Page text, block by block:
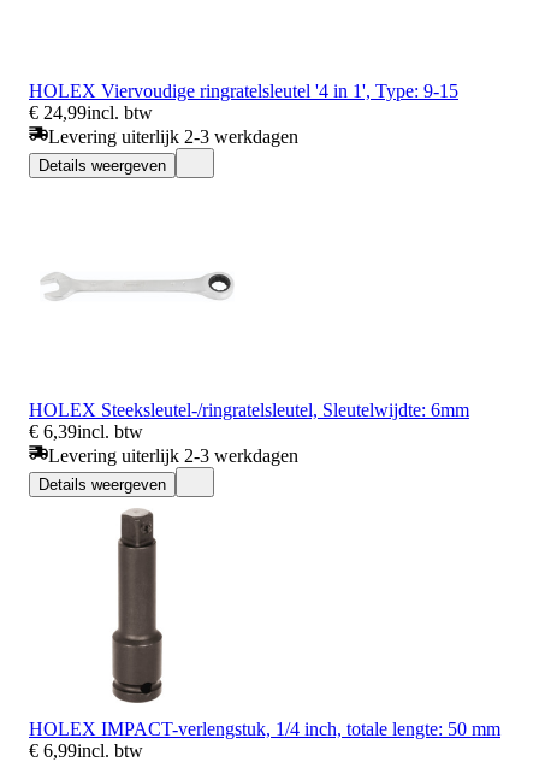
HOLEX Viervoudige ringratelsleutel '4 in 1', Type: 9-15
€ 24,99incl. btw
Levering uiterlijk 2-3 werkdagen
Details weergeven
HOLEX Steeksleutel-/ringratelsleutel, Sleutelwijdte: 6mm
€ 6,39incl. btw
Levering uiterlijk 2-3 werkdagen
Details weergeven
HOLEX IMPACT-verlengstuk, 1/4 inch, totale lengte: 50 mm
€ 6,99incl. btw